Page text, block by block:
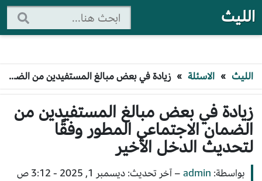
الليث
الليث » الاسئلة » زيادة في بعض مبالغ المستفيدين من الضمان الاجتماعي المطور وفقًا لتحديث الدخل الأخير
زيادة في بعض مبالغ المستفيدين من
الضمان الاجتماعي المطور وفقًا
لتحديث الدخل الأخير
بواسطة: admin
– آخر تحديث: ديسمبر 1, 2025 - 3:12 ص